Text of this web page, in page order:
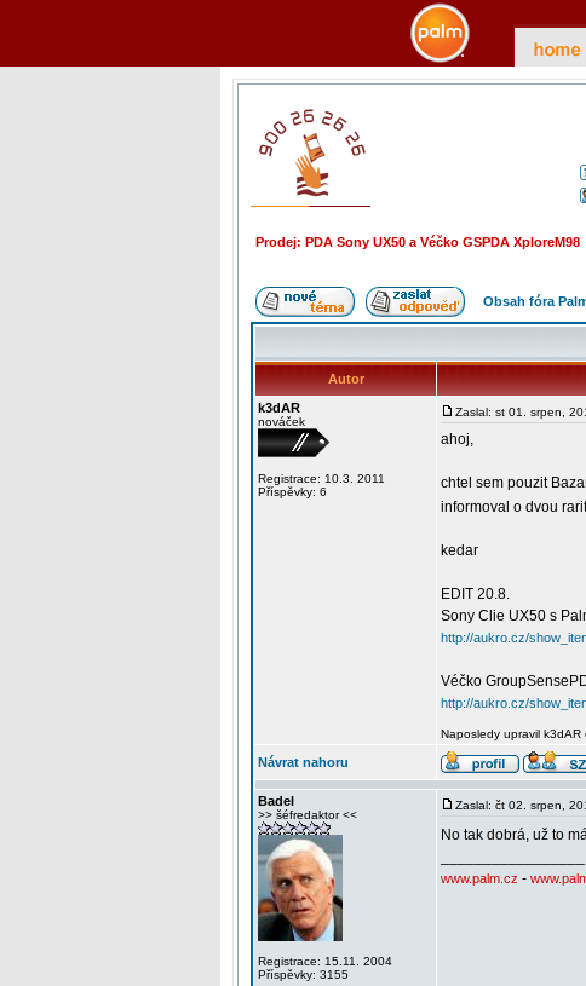
Prodej: PDA Sony UX50 a Véčko GSPDA XploreM98
Obsah fóra
Autor
k3dAR
nováček
Registrace: 10.3. 2011
Příspěvky: 6
Zaslal: st 01. srpen,
ahoj,
chtel sem pouzit
informoval o dvou
kedar
EDIT 20.8.
Sony Clie UX50 s
http://aukro.cz/
Véčko
http://aukro.cz/
Naposledy upravil
Návrat nahoru
Badel
>> šéfredaktor <<
Registrace: 15.11. 2004
Příspěvky: 3155
Zaslal: čt 02. srpen,
No tak dobrá, už to
www.palm.cz -